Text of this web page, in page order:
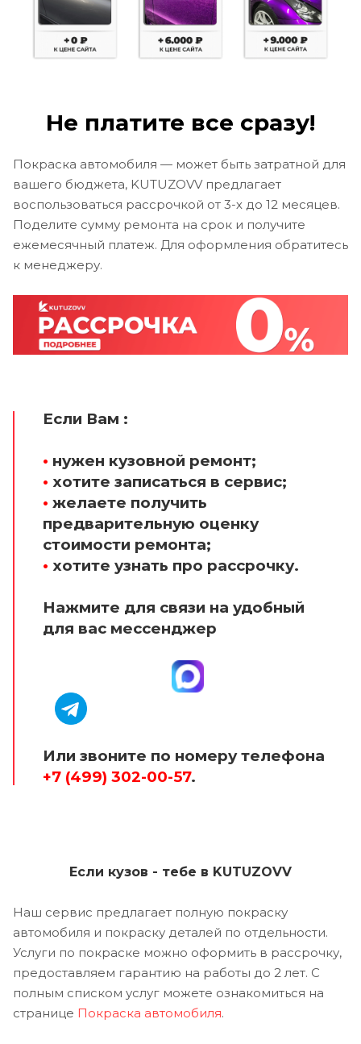
Не платите все сразу!
Покраска автомобиля — может быть затратной для
вашего бюджета, KUTUZOVV предлагает
воспользоваться рассрочкой от 3-х до 12 месяцев.
Поделите сумму ремонта на срок и получите
ежемесячный платеж. Для оформления обратитесь
к менеджеру.
Если Вам :
• нужен кузовной ремонт;
• хотите записаться в сервис;
• желаете получить
предварительную оценку
стоимости ремонта;
• хотите узнать про рассрочку.
Нажмите для связи на удобный
для вас мессенджер
Или звоните по номеру телефона
+7 (499) 302-00-57.
Если кузов - тебе в KUTUZOVV
Наш сервис предлагает полную покраску
автомобиля и покраску деталей по отдельности.
Услуги по покраске можно оформить в рассрочку,
предоставляем гарантию на работы до 2 лет. С
полным списком услуг можете ознакомиться на
странице Покраска автомобиля.